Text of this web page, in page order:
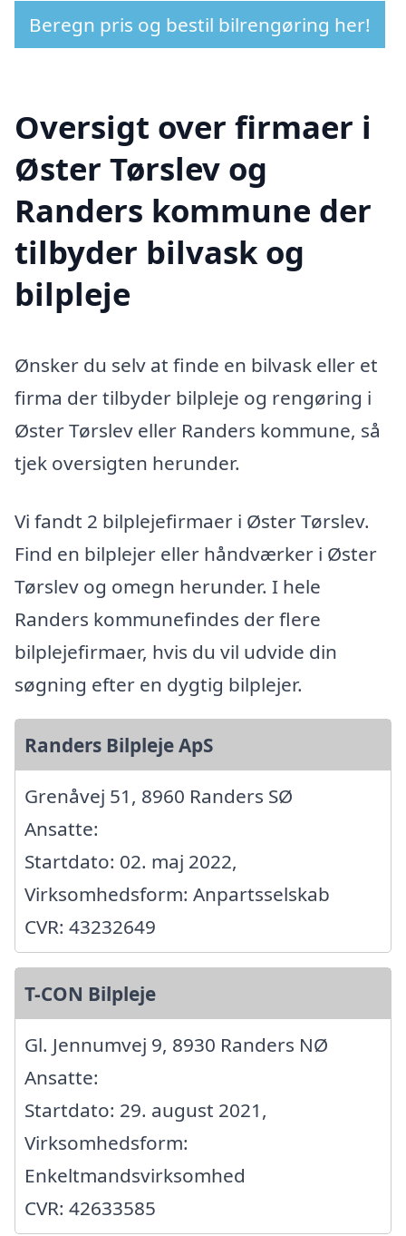
Beregn pris og bestil bilrengøring her!
Oversigt over firmaer i
Øster Tørslev og
Randers kommune der
tilbyder bilvask og
bilpleje
Ønsker du selv at finde en bilvask eller et
firma der tilbyder bilpleje og rengøring i
Øster Tørslev eller Randers kommune, så
tjek oversigten herunder.
Vi fandt 2 bilplejefirmaer i Øster Tørslev.
Find en bilplejer eller håndværker i Øster
Tørslev og omegn herunder. I hele
Randers kommunefindes der flere
bilplejefirmaer, hvis du vil udvide din
søgning efter en dygtig bilplejer.
Randers Bilpleje ApS
Grenåvej 51, 8960 Randers SØ
Ansatte:
Startdato: 02. maj 2022,
Virksomhedsform: Anpartsselskab
CVR: 43232649
T-CON Bilpleje
Gl. Jennumvej 9, 8930 Randers NØ
Ansatte:
Startdato: 29. august 2021,
Virksomhedsform:
Enkeltmandsvirksomhed
CVR: 42633585